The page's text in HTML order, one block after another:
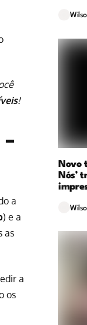
!
–
a
) e a
as
a
os
Novo
Nós’